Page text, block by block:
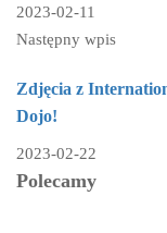
2023-02-11
Następny wpis
Zdjęcia z
Dojo!
2023-02-22
Polecamy